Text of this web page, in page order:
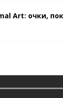
Art: очки,